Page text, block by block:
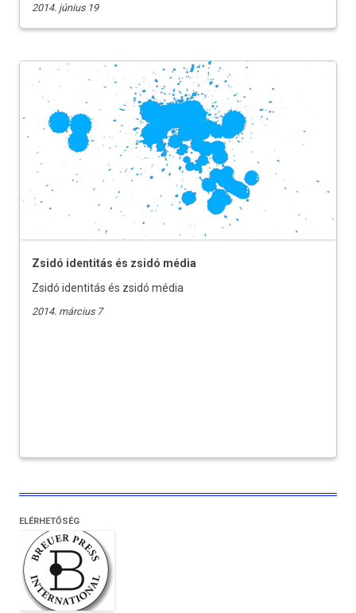
2014. június 19
Zsidó identitás és zsidó média
Zsidó identitás és zsidó média
2014. március 7
ELÉRHETŐSÉG